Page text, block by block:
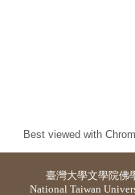
Best viewed with
臺灣大學文學院佛
National Taiwan